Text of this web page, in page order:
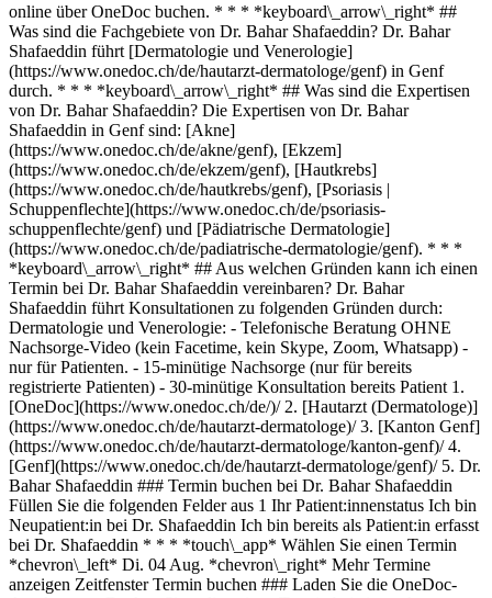
online über OneDoc buchen. * * * *keyboard\_arrow\_right* ##
Was sind die Fachgebiete von Dr. Bahar Shafaeddin? Dr. Bahar
Shafaeddin führt [Dermatologie und Venerologie]
(https://www.onedoc.ch/de/hautarzt-dermatologe/genf) in Genf
durch. * * * *keyboard\_arrow\_right* ## Was sind die Expertisen
von Dr. Bahar Shafaeddin? Die Expertisen von Dr. Bahar
Shafaeddin in Genf sind: [Akne]
(https://www.onedoc.ch/de/akne/genf), [Ekzem]
(https://www.onedoc.ch/de/ekzem/genf), [Hautkrebs]
(https://www.onedoc.ch/de/hautkrebs/genf), [Psoriasis |
Schuppenflechte](https://www.onedoc.ch/de/psoriasis-
schuppenflechte/genf) und [Pädiatrische Dermatologie]
(https://www.onedoc.ch/de/padiatrische-dermatologie/genf). * * *
*keyboard\_arrow\_right* ## Aus welchen Gründen kann ich einen
Termin bei Dr. Bahar Shafaeddin vereinbaren? Dr. Bahar
Shafaeddin führt Konsultationen zu folgenden Gründen durch:
Dermatologie und Venerologie: - Telefonische Beratung OHNE
Nachsorge-Video (kein Facetime, kein Skype, Zoom, Whatsapp) -
nur für Patienten. - 15-minütige Nachsorge (nur für bereits
registrierte Patienten) - 30-minütige Konsultation bereits Patient 1. [OneDoc](https://www.onedoc.ch/de/)/ 2. [Hautarzt (Dermatologe)](https://www.onedoc.ch/de/hautarzt-dermatologe)/ 3. [Kanton Genf](https://www.onedoc.ch/de/hautarzt-dermatologe/kanton-genf)/ 4. [Genf](https://www.onedoc.ch/de/hautarzt-dermatologe/genf)/ 5. Dr. Bahar Shafaeddin ### Termin buchen bei Dr. Bahar Shafaeddin Füllen Sie die folgenden Felder aus 1 Ihr Patient:innenstatus Ich bin Neupatient:in bei Dr. Shafaeddin Ich bin bereits als Patient:in erfasst bei Dr. Shafaeddin * * * *touch\_app* Wählen Sie einen Termin *chevron\_left* Di. 04 Aug. *chevron\_right* Mehr Termine anzeigen Zeitfenster Termin buchen ### Laden Sie die OneDoc-App herunter Buchen Sie online einen Termin bei einem Arzt, Zahnarzt oder Therapeuten in Ihrer Nähe in der Schweiz. Mit der OneDoc-App können Sie alle Ihre medizinischen Termine von Ihrem Handy aus verwalten, jederzeit und überall. ![QR-Code, der zum Apple App Store oder Google Play leitet, um die OneDoc Patienten-App zu laden](https://www.onedoc.ch/assets/images/download-app-qr.jpeg) Scannen Sie den QR-Code, um die App herunterzuladen [![Laden Sie unsere App im App Store herunter!](https://www.onedoc.ch/assets/images/app-store-badge-de.svg)](https://apps.apple.com/ch/app/onedoc/id1592376413?l=fr)[![Laden Sie unsere App im Google Play Store herunter!](https://www.onedoc.ch/assets/images/google-play-badge-de.png)](https://play.google.com/store/apps/details?id=ch.onedoc.patient&hl=fr-CH) *keyboard\_arrow\_right* ## Verwandte Fachgebiete [Hautarzt (Dermatologe) in Genf](https://www.onedoc.ch/de/hautarzt-dermatologe/genf)[Hautarzt (Dermatologe) in Genolier](https://www.onedoc.ch/de/hautarzt-dermatologe/genolier)[Hautarzt (Dermatologe) in Carouge](https://www.onedoc.ch/de/hautarzt-dermatologe/carouge)[Hautarzt (Dermatologe) in Ecublens VD](https://www.onedoc.ch/de/hautarzt-dermatologe/ecublens?state=VD)[Hautarzt (Dermatologe) in Gland](https://www.onedoc.ch/de/hautarzt-dermatologe/gland)[Hautarzt (Dermatologe) in Nyon](https://www.onedoc.ch/de/hautarzt-dermatologe/nyon)[Hautarzt (Dermatologe) in Rolle](https://www.onedoc.ch/de/hautarzt-dermatologe/rolle)[Hautarzt (Dermatologe) in Versoix](https://www.onedoc.ch/de/hautarzt-dermatologe/versoix)[Hautarzt (Dermatologe) in Vésenaz](https://www.onedoc.ch/de/hautarzt-dermatologe/vesenaz) *keyboard\_arrow\_right* ## Verwandte Expertisen [Akne in Genf](https://www.onedoc.ch/de/akne/genf)[Akne in Genolier](https://www.onedoc.ch/de/akne/genolier)[Ekzem in Genf](https://www.onedoc.ch/de/ekzem/genf)[Ekzem in Genolier](https://www.onedoc.ch/de/ekzem/genolier)[Ekzem in Vésenaz](https://www.onedoc.ch/de/ekzem/vesenaz)[Ekzem in Gland](https://www.onedoc.ch/de/ekzem/gland)[Hautkrebs in Genf](https://www.onedoc.ch/de/hautkrebs/genf)[Hautkrebs in Genolier](https://www.onedoc.ch/de/hautkrebs/genolier)[Hautkrebs in Vésenaz](https://www.onedoc.ch/de/hautkrebs/vesenaz)[Hautkrebs in Gland](https://www.onedoc.ch/de/hautkrebs/gland) *keyboard\_arrow\_right* ## Beliebte Suchbegriffe [Physiotherapeut in Genf](https://www.onedoc.ch/de/physiotherapeut/genf)[Psychologe in Genf](https://www.onedoc.ch/de/psychologe/genf)[Hausarzt (Allgemeinmedizin) in Genf](https://www.onedoc.ch/de/hausarzt-allgemeinmedizin/genf)[Manuelle Lymphdrainage Therapeut in Genf](https://www.onedoc.ch/de/manuelle-lymphdrainage-therapeut/genf)[Masseur (klassische Massage) in Genf](https://www.onedoc.ch/de/masseur-klassische-massage/genf)[Facharzt für Allgemeine Innere Medizin in Genf](https://www.onedoc.ch/de/facharzt-fur-allgemeine-innere-medizin/genf)[Reflexologietherapeut in Genf](https://www.onedoc.ch/de/reflexologietherapeut/genf)[Zahnarzt in Genf](https://www.onedoc.ch/de/zahnarzt/genf)[Akupunkteur in Genf](https://www.onedoc.ch/de/akupunkteur/genf)[Spezialist für Traditionelle Chinesische Medizin (TCM) in Genf](https://www.onedoc.ch/de/spezialist-fur-traditionelle-chinesische-medizin-tcm/genf)[Sportphysiotherapeut in Genf](https://www.onedoc.ch/de/sportphysiotherapeut/genf)[Psychotherapeut in Genf](https://www.onedoc.ch/de/psychotherapeut/genf)[Masseur (therapeutische Massage) in Genf](https://www.onedoc.ch/de/masseur-therapeutische-massage/genf)[Gynäkologe (Frauenarzt und Geburtshelfer) in Genf](https://www.onedoc.ch/de/gynakologe-frauenarzt-und-geburtshelfer/genf)[Osteopath in Genf](https://www.onedoc.ch/de/osteopath/genf)[WAM Ernährungstherapeut in Genf](https://www.onedoc.ch/de/wam-ernahrungstherapeut/genf)[Augenarzt in Genf](https://www.onedoc.ch/de/augenarzt/genf)[Kinderarzt in Genf](https://www.onedoc.ch/de/kinderarzt/genf)[Ernährungsberater in Genf](https://www.onedoc.ch/de/ernahrungsberater/genf)[Hypnotherapeut (Hypnose) in Genf](https://www.onedoc.ch/de/hypnotherapeut-hypnose/genf)[Spezialist für ästhetische Medizin in Genf](https://www.onedoc.ch/de/spezialist-fur-asthetische-medizin/genf) *keyboard\_arrow\_right* ## Finden Sie einen Arzt oder Therapeuten [Ärzte- und Therapeutenverzeichnis](https://www.onedoc.ch/de/verzeichnis) [A](https://www.onedoc.ch/de/verzeichnis/A) [B](https://www.onedoc.ch/de/verzeichnis/B) [C](https://www.onedoc.ch/de/verzeichnis/C) [D](https://www.onedoc.ch/de/verzeichnis/D) [E](https://www.onedoc.ch/de/verzeichnis/E) [F](https://www.onedoc.ch/de/verzeichnis/F) [G](https://www.onedoc.ch/de/verzeichnis/G) [H](https://www.onedoc.ch/de/verzeichnis/H) [I](https://www.onedoc.ch/de/verzeichnis/I) [J](https://www.onedoc.ch/de/verzeichnis/J) [K](https://www.onedoc.ch/de/verzeichnis/K) [L](https://www.onedoc.ch/de/verzeichnis/L) [M](https://www.onedoc.ch/de/verzeichnis/M) [N](https://www.onedoc.ch/de/verzeichnis/N) [O](https://www.onedoc.ch/de/verzeichnis/O) [P](https://www.onedoc.ch/de/verzeichnis/P) [Q](https://www.onedoc.ch/de/verzeichnis/Q) [R](https://www.onedoc.ch/de/verzeichnis/R) [S](https://www.onedoc.ch/de/verzeichnis/S) [T](https://www.onedoc.ch/de/verzeichnis/T) [U](https://www.onedoc.ch/de/verzeichnis/U) [V](https://www.onedoc.ch/de/verzeichnis/V) [W](https://www.onedoc.ch/de/verzeichnis/W) [X](https://www.onedoc.ch/de/verzeichnis/X) [Y](https://www.onedoc.ch/de/verzeichnis/Y) [Z](https://www.onedoc.ch/de/verzeichnis/Z) ## OneDoc [Ich bin Gesundheitsfachperson](https://info.onedoc.ch/de/) [Über uns](https://info.onedoc.ch/de/unsere-mission/) [Presse](https://info.onedoc.ch/de/media/) [Karriere](https://career.onedoc.ch/de) [Datenschutzzentrum](https://privacy.onedoc.ch/de/) [Verwaltung der Cookies](javascript:Didomi.preferences.show%28%29) [Hilfezentrum](https://help.onedoc.ch/de/) ## Sprachen [Deutsch](https://www.onedoc.ch/de/hautarztin-dermatologin/genf/pcko4/dr-bahar-shafaeddin) [Français](https://www.onedoc.ch/fr/dermatologue/geneve/pcko4/dr-bahar-shafaeddin) [Italiano](https://www.onedoc.ch/it/dermatologa/ginevra/pcko4/dr-bahar-shafaeddin) [English](https://www.onedoc.ch/en/dermatologist/geneva/pcko4/dr-bahar-shafaeddin) ## Verwandte Fachgebiete [Hautarzt (Dermatologie) in Genf](https://www.onedoc.ch/de/hautarzt-dermatologe/genf) [Hautarzt (Dermatologie) in Genolier](https://www.onedoc.ch/de/hautarzt-dermatologe/genolier) [Hautarzt (Dermatologie) in Carouge](https://www.onedoc.ch/de/hautarzt-dermatologe/carouge) [Hautarzt (Dermatologie) in Ecublens VD](https://www.onedoc.ch/de/hautarzt-dermatologe/ecublens?state=VD) [Hautarzt (Dermatologie) in Gland](https://www.onedoc.ch/de/hautarzt-dermatologe/gland) [Hautarzt (Dermatologie) in Nyon](https://www.onedoc.ch/de/hautarzt-dermatologe/nyon) [Hautarzt (Dermatologie) in Rolle](https://www.onedoc.ch/de/hautarzt-dermatologe/rolle) [Hautarzt (Dermatologie) in Versoix](https://www.onedoc.ch/de/hautarzt-dermatologe/versoix) [Hautarzt (Dermatologie) in Vésenaz](https://www.onedoc.ch/de/hautarzt-dermatologe/vesenaz) ## Verwandte Expertisen [Akne in Genf](https://www.onedoc.ch/de/akne/genf) [Akne in Genolier](https://www.onedoc.ch/de/akne/genolier) [Ekzem in Genf](https://www.onedoc.ch/de/ekzem/genf) [Ekzem in Genolier](https://www.onedoc.ch/de/ekzem/genolier) [Ekzem in Vésenaz](https://www.onedoc.ch/de/ekzem/vesenaz) [Ekzem in Gland](https://www.onedoc.ch/de/ekzem/gland) [Hautkrebs in Genf](https://www.onedoc.ch/de/hautkrebs/genf) [Hautkrebs in Genolier](https://www.onedoc.ch/de/hautkrebs/genolier) [Hautkrebs in Vésenaz](https://www.onedoc.ch/de/hautkrebs/vesenaz) [Hautkrebs in Gland](https://www.onedoc.ch/de/hautkrebs/gland) ## Beliebte Suchbegriffe [Physiotherapie in Genf](https://www.onedoc.ch/de/physiotherapeut/genf) [Psychologe in Genf](https://www.onedoc.ch/de/psychologe/genf) [Hausarzt (Allgemeinmedizin) in Genf](https://www.onedoc.ch/de/hausarzt-allgemeinmedizin/genf) [Manuelle Lymphdrainage in Genf](https://www.onedoc.ch/de/manuelle-lymphdrainage-therapeut/genf) [Masseur (klassische Massage) in Genf](https://www.onedoc.ch/de/masseur-klassische-massage/genf) [Facharzt für Allgemeine Innere Medizin in Genf](https://www.onedoc.ch/de/facharzt-fur-allgemeine-innere-medizin/genf) [Reflexologietherapeut in Genf](https://www.onedoc.ch/de/reflexologietherapeut/genf) [Zahnarzt in Genf](https://www.onedoc.ch/de/zahnarzt/genf) [Akupunktur in Genf](https://www.onedoc.ch/de/akupunkteur/genf) [Traditionelle Chinesische Medizin (TCM) in Genf](https://www.onedoc.ch/de/spezialist-fur-traditionelle-chinesische-medizin-tcm/genf) [Sportphysiotherapie in Genf](https://www.onedoc.ch/de/sportphysiotherapeut/genf) [Psychotherapie in Genf](https://www.onedoc.ch/de/psychotherapeut/genf) [Masseur (therapeutische Massage) in Genf](https://www.onedoc.ch/de/masseur-therapeutische-massage/genf) [Gynäkologie (Frauenarzt) in Genf](https://www.onedoc.ch/de/gynakologe-frauenarzt-und-geburtshelfer/genf) [Osteopathie in Genf](https://www.onedoc.ch/de/osteopath/genf) [WAM Ernährungstherapeut in Genf](https://www.onedoc.ch/de/wam-ernahrungstherapeut/genf) [Augenarzt in Genf](https://www.onedoc.ch/de/augenarzt/genf) [Kinderarzt in Genf](https://www.onedoc.ch/de/kinderarzt/genf) [Ernährungsberatung in Genf](https://www.on